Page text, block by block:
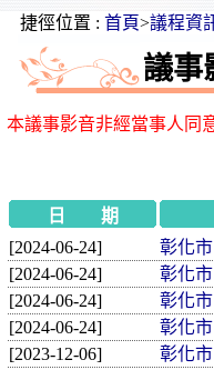
捷徑位置 : 首頁>議程資
議事
本議事影音非經當事人同
日 期
[2024-06-24]
彰化
[2024-06-24]
彰化
[2024-06-24]
彰化
[2024-06-24]
彰化
[2023-12-06]
彰化